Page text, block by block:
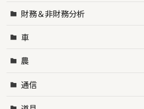
財務＆非財務分析
車
農
通信